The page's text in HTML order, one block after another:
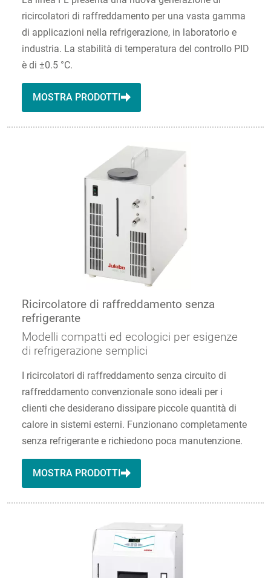
ricircolatori di raffreddamento per una vasta gamma
di applicazioni nella refrigerazione, in laboratorio e
industria. La stabilità di temperatura del controllo PID
è di ±0.5 °C.
MOSTRA PRODOTTI
Ricircolatore di raffreddamento senza
refrigerante
Modelli compatti ed ecologici per esigenze
di refrigerazione semplici
I ricircolatori di raffreddamento senza circuito di
raffreddamento convenzionale sono ideali per i
clienti che desiderano dissipare piccole quantità di
calore in sistemi esterni. Funzionano completamente
senza refrigerante e richiedono poca manutenzione.
MOSTRA PRODOTTI